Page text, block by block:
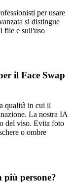
per usare
si distingue
file e sull'uso
il Face Swap
qualità in cui il
La nostra IA
del viso. Evita foto
o ombre
persone?